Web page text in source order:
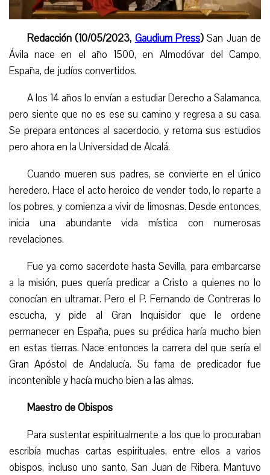
Redacción (10/05/2023, Gaudium Press) San Juan de
Ávila nace en el año 1500, en Almodóvar del Campo,
España, de judíos convertidos.
A los 14 años lo envían a estudiar Derecho a Salamanca,
pero siente que no es ese su camino y regresa a su casa.
Se prepara entonces al sacerdocio, y retoma sus estudios
pero ahora en la Universidad de Alcalá.
Cuando mueren sus padres, se convierte en el único
heredero. Hace el acto heroico de vender todo, lo reparte a
los pobres, y comienza a vivir de limosnas. Desde entonces,
inicia una abundante vida mística con numerosas
revelaciones.
Fue ya como sacerdote hasta Sevilla, para embarcarse
a la misión, pues quería predicar a Cristo a quienes no lo
conocían en ultramar. Pero el P. Fernando de Contreras lo
escucha, y pide al Gran Inquisidor que le ordene
permanecer en España, pues su prédica haría mucho bien
en estas tierras. Nace entonces la carrera del que sería el
Gran Apóstol de Andalucía. Su fama de predicador fue
incontenible y hacía mucho bien a las almas.
Maestro de Obispos
Para sustentar espiritualmente a los que lo procuraban
escribía muchas cartas espirituales, entre ellos a varios
obispos, incluso uno santo, San Juan de Ribera. Mantuvo